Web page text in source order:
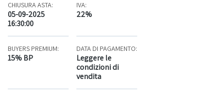
CHIUSURA ASTA:
05-09-2025
16:30:00
IVA:
22%
BUYERS PREMIUM:
15% BP
DATA DI PAGAMENTO:
Leggere le
condizioni di
vendita